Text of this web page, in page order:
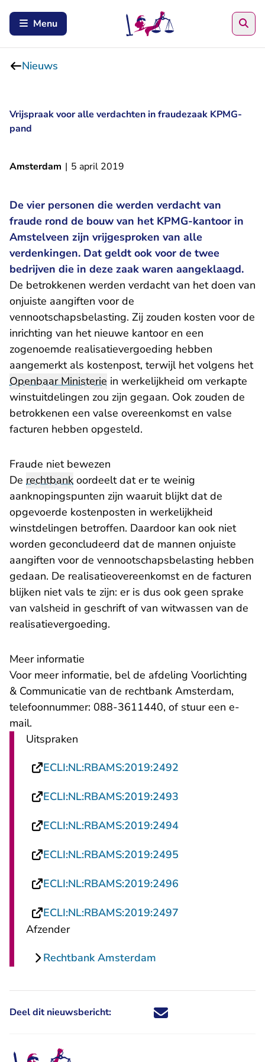
Menu
Nieuws
Vrijspraak voor alle verdachten in fraudezaak KPMG-
pand
Amsterdam | 5 april 2019
De vier personen die werden verdacht van
fraude rond de bouw van het KPMG-kantoor in
Amstelveen zijn vrijgesproken van alle
verdenkingen. Dat geldt ook voor de twee
bedrijven die in deze zaak waren aangeklaagd.
De betrokkenen werden verdacht van het doen van
onjuiste aangiften voor de
vennootschapsbelasting. Zij zouden kosten voor de
inrichting van het nieuwe kantoor en een
zogenoemde realisatievergoeding hebben
aangemerkt als kostenpost, terwijl het volgens het
Openbaar Ministerie in werkelijkheid om verkapte
winstuitdelingen zou zijn gegaan. Ook zouden de
betrokkenen een valse overeenkomst en valse
facturen hebben opgesteld.
Fraude niet bewezen
De rechtbank oordeelt dat er te weinig
aanknopingspunten zijn waaruit blijkt dat de
opgevoerde kostenposten in werkelijkheid
winstdelingen betroffen. Daardoor kan ook niet
worden geconcludeerd dat de mannen onjuiste
aangiften voor de vennootschapsbelasting hebben
gedaan. De realisatieovereenkomst en de facturen
blijken niet vals te zijn: er is dus ook geen sprake
van valsheid in geschrift of van witwassen van de
realisatievergoeding.
Meer informatie
Voor meer informatie, bel de afdeling Voorlichting
& Communicatie van de rechtbank Amsterdam,
telefoonnummer: 088-3611440, of stuur een e-
mail- U verlaat Rechtspraak.nl
.
Uitspraken
ECLI:NL:RBAMS:2019:2492
ECLI:NL:RBAMS:2019:2493
ECLI:NL:RBAMS:2019:2494- U verlaat
ECLI:NL:RBAMS:2019:2495
ECLI:NL:RBAMS:2019:2496
ECLI:NL:RBAMS:2019:2497
Afzender
Rechtbank Amsterdam
Deel dit nieuwsbericht: Deel dit nieuwsbericht via X -
Deel dit nieuwsbericht via
Deel dit nieuwsbericht
Deel dit